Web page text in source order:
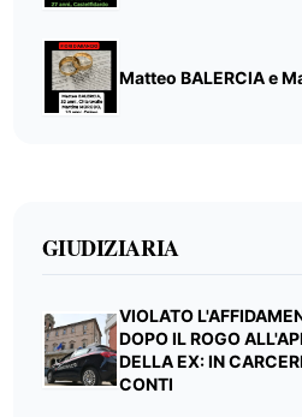
Matteo BALERCIA e
GIUDIZIARIA
VIOLATO
DOPO IL ROGO
DELLA EX: IN
CONTI